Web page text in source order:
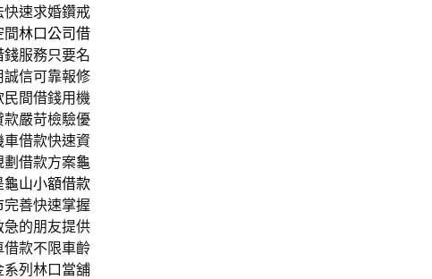
速求婚鑽戒
林口公司借
錢服務只要名
誠信可靠報修
間借錢用機
款嚴苛檢驗優
借款快速資
劃借款方案龜
龜山小額借款
完善快速掌握
的朋友提供
款不限車齡
列林口當舖